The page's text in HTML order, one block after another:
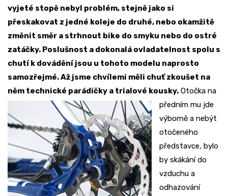
vyjeté stopě nebyl problém, stejně jako si
přeskakovat z jedné koleje do druhé, nebo okamžitě
změnit směr a strhnout bike do smyku nebo do ostré
zatáčky. Poslušnost a dokonalá ovladatelnost spolu s
chutí k dovádění jsou u tohoto modelu naprosto
samozřejmé. Až jsme chvílemi měli chuť zkoušet na
něm technické parádičky a trialové kousky. Otočka na
předním mu jde
výborně a nebýt
otočeného
představce, bylo
by skákání do
vzduchu a
odhazování